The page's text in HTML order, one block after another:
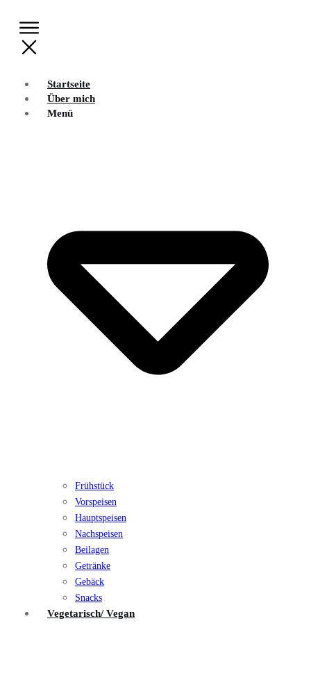
Startseite
Über mich
Menü
Frühstück
Vorspeisen
Hauptspeisen
Nachspeisen
Beilagen
Getränke
Gebäck
Snacks
Vegetarisch/ Vegan